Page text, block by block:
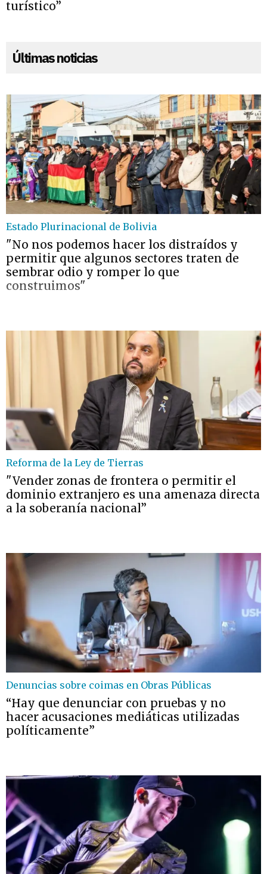
turístico”
Últimas noticias
Estado Plurinacional de Bolivia
"No nos podemos hacer los distraídos y
permitir que algunos sectores traten de
sembrar odio y romper lo que
construimos"
Reforma de la Ley de Tierras
"Vender zonas de frontera o permitir el
dominio extranjero es una amenaza directa
a la soberanía nacional”
Denuncias sobre coimas en Obras Públicas
“Hay que denunciar con pruebas y no
hacer acusaciones mediáticas utilizadas
políticamente”